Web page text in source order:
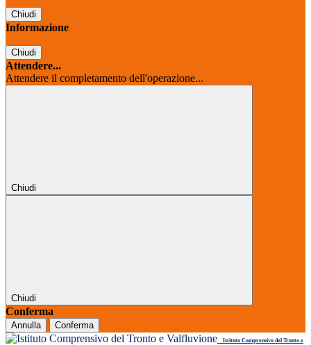
Chiudi
Informazione
Chiudi
Attendere...
Attendere il completamento dell'operazione...
Chiudi
Chiudi
Conferma
Annulla Conferma
Istituto Comprensivo del Tronto e